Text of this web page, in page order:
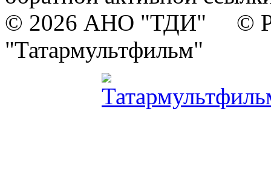
© 2026 АНО "ТДИ" ©
"Татармультфильм"